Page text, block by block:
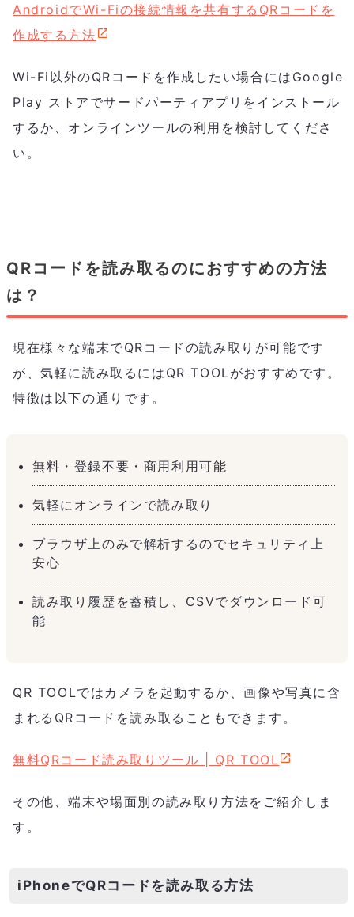
AndroidでWi-Fiの接続情報を共有するQRコードを
作成する方法
Wi-Fi以外のQRコードを作成したい場合にはGoogle
Play ストアでサードパーティアプリをインストール
するか、オンラインツールの利用を検討してくださ
い。
QRコードを読み取るのにおすすめの方法
は？
現在様々な端末でQRコードの読み取りが可能です
が、気軽に読み取るにはQR TOOLがおすすめです。
特徴は以下の通りです。
無料・登録不要・商用利用可能
気軽にオンラインで読み取り
ブラウザ上のみで解析するのでセキュリティ上
安心
読み取り履歴を蓄積し、CSVでダウンロード可
能
QR TOOLではカメラを起動するか、画像や写真に含
まれるQRコードを読み取ることもできます。
無料QRコード読み取りツール | QR TOOL
その他、端末や場面別の読み取り方法をご紹介しま
す。
iPhoneでQRコードを読み取る方法